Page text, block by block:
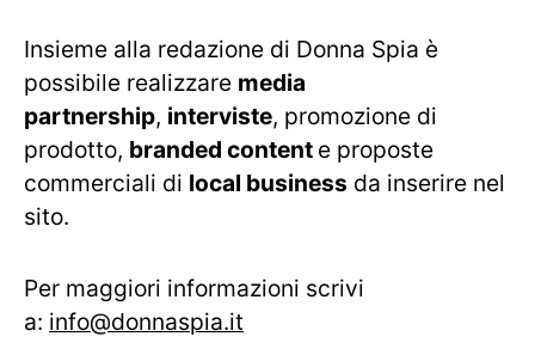
Insieme alla redazione di Donna Spia è
possibile realizzare media
partnership, interviste, promozione di
prodotto, branded content e proposte
commerciali di local business da inserire nel
sito.
Per maggiori informazioni scrivi
a: info@donnaspia.it